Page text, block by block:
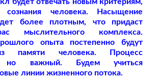
сознания человека. Насыщение
более плотным, что придаст
мыслительного комплекса.
опыта постепенно будут
памяти человека. Процесс
но важный. Будем учиться
линии жизненного потока.